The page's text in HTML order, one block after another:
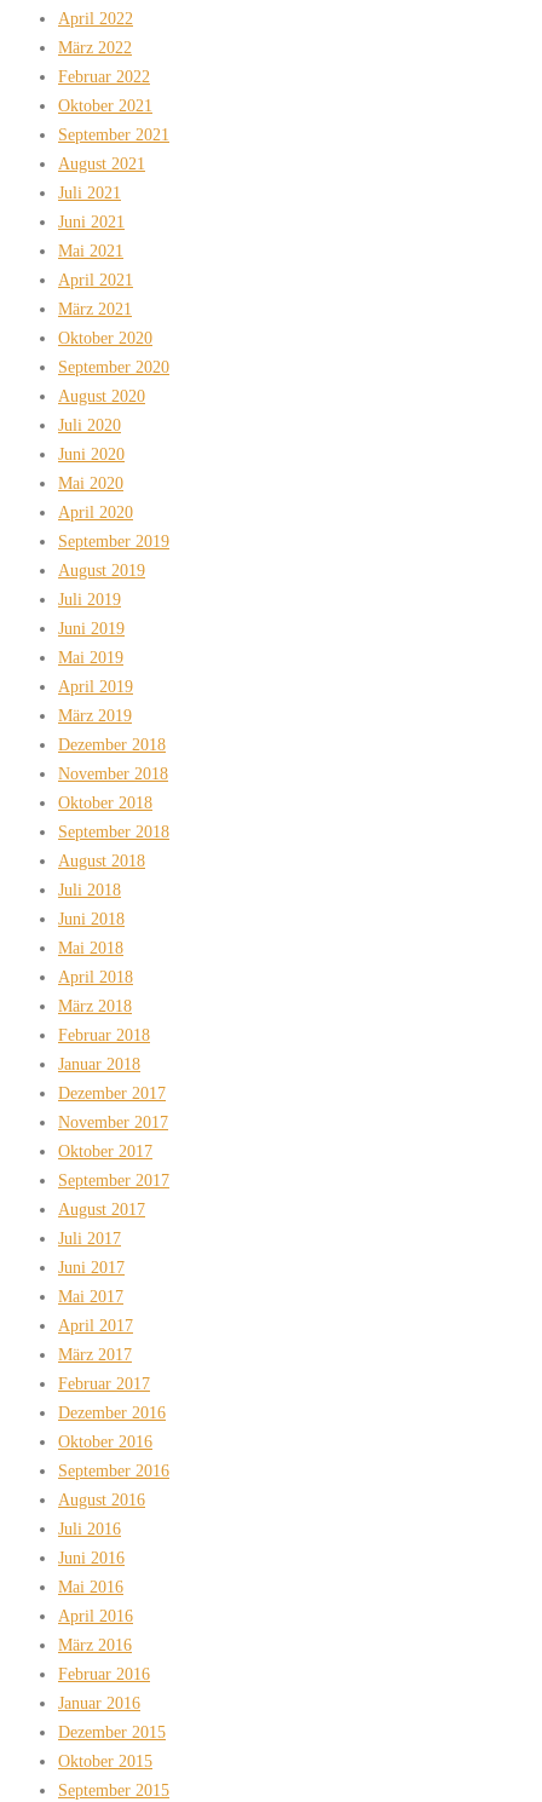
April 2022
März 2022
Februar 2022
Oktober 2021
September 2021
August 2021
Juli 2021
Juni 2021
Mai 2021
April 2021
März 2021
Oktober 2020
September 2020
August 2020
Juli 2020
Juni 2020
Mai 2020
April 2020
September 2019
August 2019
Juli 2019
Juni 2019
Mai 2019
April 2019
März 2019
Dezember 2018
November 2018
Oktober 2018
September 2018
August 2018
Juli 2018
Juni 2018
Mai 2018
April 2018
März 2018
Februar 2018
Januar 2018
Dezember 2017
November 2017
Oktober 2017
September 2017
August 2017
Juli 2017
Juni 2017
Mai 2017
April 2017
März 2017
Februar 2017
Dezember 2016
Oktober 2016
September 2016
August 2016
Juli 2016
Juni 2016
Mai 2016
April 2016
März 2016
Februar 2016
Januar 2016
Dezember 2015
Oktober 2015
September 2015